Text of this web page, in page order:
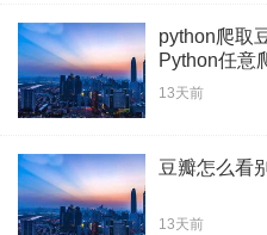
python爬取
Python任意
13天前
豆瓣怎么看
13天前